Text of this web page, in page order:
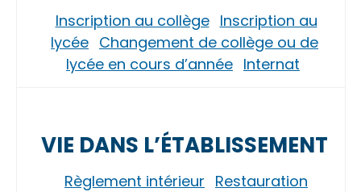
Inscription au collège Inscription au
lycée Changement de collège ou de
lycée en cours d’année Internat
VIE DANS L’ÉTABLISSEMENT
Règlement intérieur Restauration